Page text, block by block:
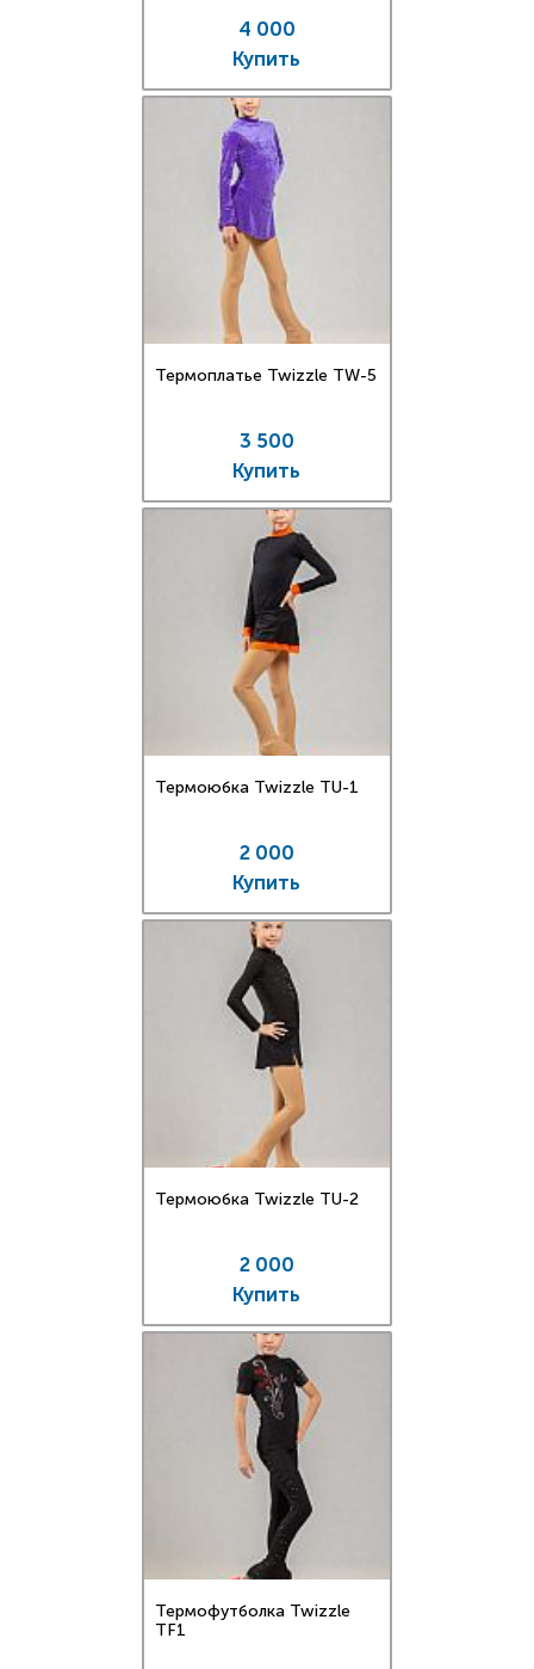
4 000
Купить
Термоплатье Twizzle TW-5
3 500
Купить
Термоюбка Twizzle TU-1
2 000
Купить
Термоюбка Twizzle TU-2
2 000
Купить
Термофутболка Twizzle
TF1